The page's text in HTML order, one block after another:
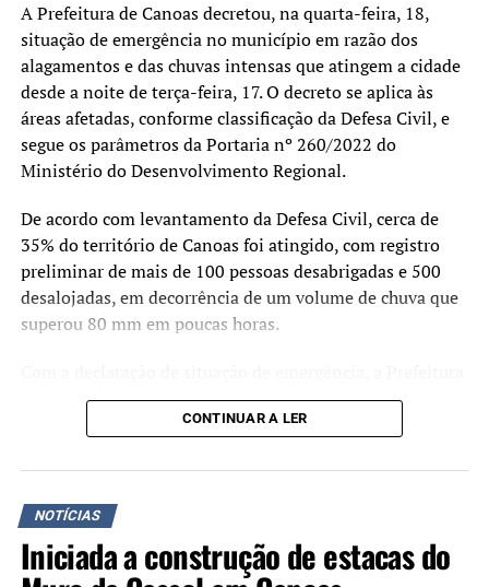
A Prefeitura de Canoas decretou, na quarta-feira, 18,
situação de emergência no município em razão dos
alagamentos e das chuvas intensas que atingem a cidade
desde a noite de terça-feira, 17. O decreto se aplica às
áreas afetadas, conforme classificação da Defesa Civil, e
segue os parâmetros da Portaria nº 260/2022 do
Ministério do Desenvolvimento Regional.
De acordo com levantamento da Defesa Civil, cerca de
35% do território de Canoas foi atingido, com registro
preliminar de mais de 100 pessoas desabrigadas e 500
desalojadas, em decorrência de um volume de chuva que
superou 80 mm em poucas horas.
pode mobilizar todos os órgãos municipais para atuarem
na resposta ao desastre, sob coordenação da Secretaria
(SMDCRC). A medida também permite a convocação de
voluntários, realização de campanhas de arrecadação de
donativos e a dispensa de processos licitatórios para a
contratação de serviços, obras e aquisição de materiais
emergenciais, conforme previsto na legislação federal.
CONTINUAR A LER
NOTÍCIAS
Iniciada a construção de estacas do